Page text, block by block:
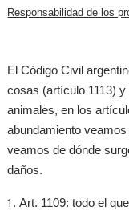
Responsabilidad de los
El Código Civil
cosas (artículo 1113)
animales, en los
abundamiento
veamos de dónde
daños.
Art. 1109: todo el